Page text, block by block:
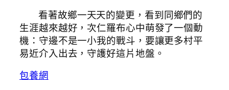
看著故鄉一天天的變更，看到同鄉們的
生涯越來越好，次仁羅布心中萌發了一個動
機：守邊不是一小我的戰斗，要讓更多村平
易近介入出去，守護好這片地盤。
包養網